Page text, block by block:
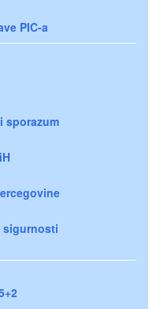
PIC-a
sporazum
sigurnosti